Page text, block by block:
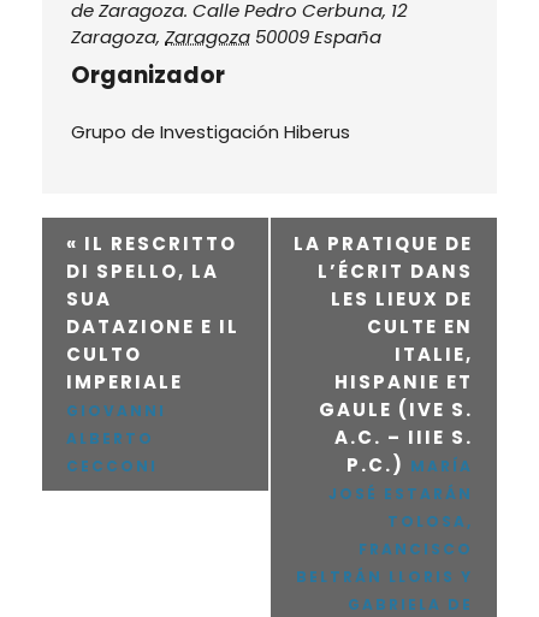
de Zaragoza. Calle Pedro Cerbuna, 12
Zaragoza, Zaragoza 50009 España
Organizador
Grupo de Investigación Hiberus
« IL RESCRITTO
DI SPELLO, LA
SUA
DATAZIONE E IL
CULTO
IMPERIALE
GIOVANNI
ALBERTO
CECCONI
LA PRATIQUE DE
L’ÉCRIT DANS
LES LIEUX DE
CULTE EN
ITALIE,
HISPANIE ET
GAULE (IVE S.
A.C. – IIIE S.
P.C.) MARÍA
JOSÉ ESTARÁN
TOLOSA,
FRANCISCO
BELTRÁN LLORIS Y
GABRIELA DE